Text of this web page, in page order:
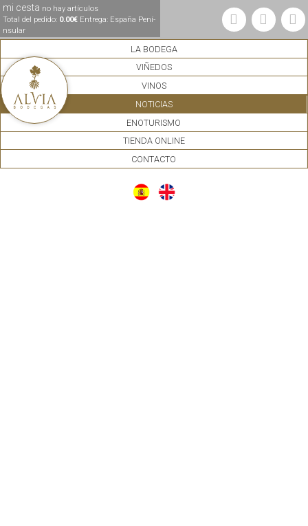
mi cesta no hay artículos
Total del pedido: 0.00€ Entrega: España Pení­
nsular
LA BODEGA
VIÑEDOS
VINOS
NOTICIAS
ENOTURISMO
TIENDA ONLINE
CONTACTO